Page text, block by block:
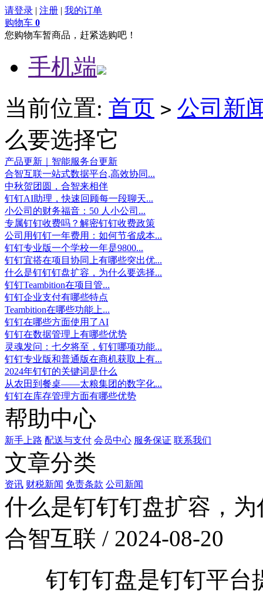
请登录 | 注册 | 我的订单
购物车 0
您购物车暂商品，赶紧选购吧！
手机端
当前位置: 首页 > 公司新
么要选择它
产品更新｜智能服务台更新
合智互联一站式数据平台,高效协同...
中秋贺团圆，合智来相伴
钉钉AI助理，快速回顾每一段聊天...
小公司的财务福音：50 人小公司...
专属钉钉收费吗？解密钉钉收费政策
公司用钉钉一年费用：如何节省成本...
钉钉专业版一个学校一年是9800...
钉钉宜搭在项目协同上有哪些突出优...
什么是钉钉钉盘扩容，为什么要选择...
钉钉Teambition在项目管...
钉钉企业支付有哪些特点
Teambition在哪些功能上...
钉钉在哪些方面使用了AI
钉钉在数据管理上有哪些优势
灵魂发问：七夕将至，钉钉哪项功能...
钉钉专业版和普通版在商机获取上有...
2024年钉钉的关键词是什么
从农田到餐桌——太粮集团的数字化...
钉钉在库存管理方面有哪些优势
帮助中心
新手上路 配送与支付 会员中心 服务保证 联系我们
文章分类
资讯 财税新闻 免责条款 公司新闻
什么是钉钉钉盘扩容，
合智互联 / 2024-08-20
钉钉钉盘是钉钉平台